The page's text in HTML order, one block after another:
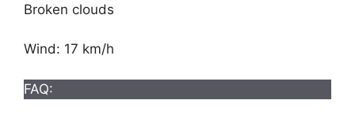
Broken clouds
Wind: 17 km/h
FAQ: